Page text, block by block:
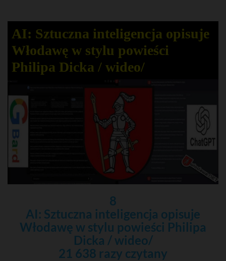
AI: Sztuczna inteligencja opisuje
Włodawę w stylu powieści
Philipa Dicka / wideo/
8
AI: Sztuczna inteligencja opisuje
Włodawę w stylu powieści Philipa
Dicka / wideo/
21 638 razy czytany